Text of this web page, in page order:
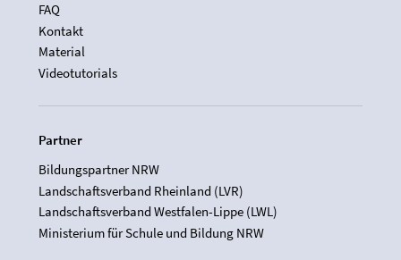
FAQ
Kontakt
Material
Videotutorials
Partner
Bildungspartner NRW
Landschaftsverband Rheinland (LVR)
Landschaftsverband Westfalen-Lippe (LWL)
Ministerium für Schule und Bildung NRW